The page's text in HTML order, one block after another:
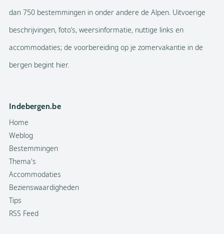
dan 750 bestemmingen in onder andere de Alpen. Uitvoerige
beschrijvingen, foto’s, weersinformatie, nuttige links en
accommodaties; de voorbereiding op je zomervakantie in de
bergen begint hier.
Indebergen.be
Home
Weblog
Bestemmingen
Thema's
Accommodaties
Bezienswaardigheden
Tips
RSS Feed